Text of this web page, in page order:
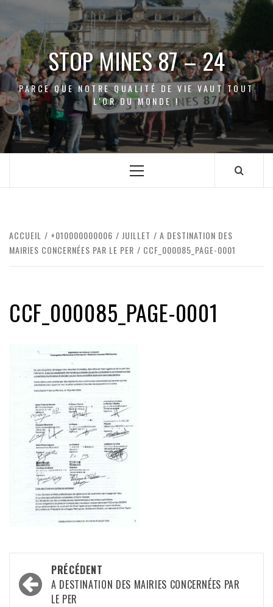
contenu
STOP MINES 87 – 24
PARCE QUE NOTRE QUALITÉ DE VIE VAUT TOUT
L'OR DU MONDE !
Menu
ACCUEIL +010000000006 JUILLET
A DESTINATION DES
MAIRIES CONCERNÉES PAR LE PER
CCF_000085_PAGE-0001
CCF_000085_PAGE-0001
Navigation
d’article
PRÉCÉDENT
A DESTINATION DES MAIRIES CONCERNÉES PAR
LE PER